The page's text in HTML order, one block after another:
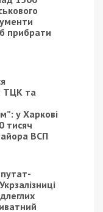
рано чи
внаслідок
між кількістю
перебуває на
погіршились.
можна буде
надзвичайної
прогнози надто
Цей сценарій
З країни
що мають вищу
додому
ситуація